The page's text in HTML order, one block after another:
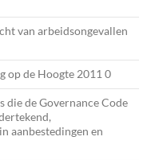
van arbeidsongevallen
op de Hoogte 2011 0
die de Governance Code
aanbestedingen en